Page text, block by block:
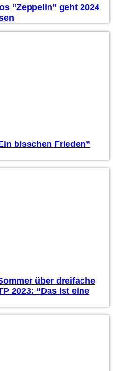
“Zeppelin” geht 2024
bisschen Frieden”
über dreifache
2023: “Das ist eine